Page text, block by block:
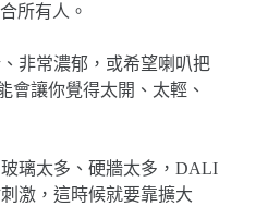
所有人。
非常濃郁，或希望喇叭把
會讓你覺得太開、太輕、
璃太多、硬牆太多，DALI
激，這時候就要靠擴大